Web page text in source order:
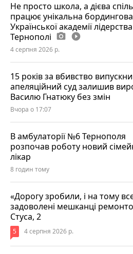
Не просто школа, а дієва
працює унікальна
Української академії
Тернополі photo_camera play_circle_filled
4 серпня 2026 р.
15 років за вбивство
апеляційний суд залишив
Василю Гнатюку без змін
Вчора о 17:07
В амбулаторії №6 Тернополя
розпочав роботу новий
лікар
8 годин тому
«Дорогу зробили, і на тому
задоволені мешканці
Стуса, 2
5 4 серпня 2026 р.